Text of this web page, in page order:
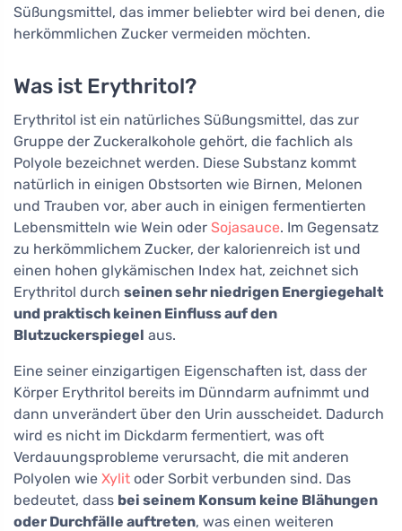
Süßungsmittel, das immer beliebter wird bei denen, die
herkömmlichen Zucker vermeiden möchten.
Was ist Erythritol?
Erythritol ist ein natürliches Süßungsmittel, das zur
Gruppe der Zuckeralkohole gehört, die fachlich als
Polyole bezeichnet werden. Diese Substanz kommt
natürlich in einigen Obstsorten wie Birnen, Melonen
und Trauben vor, aber auch in einigen fermentierten
Lebensmitteln wie Wein oder Sojasauce. Im Gegensatz
zu herkömmlichem Zucker, der kalorienreich ist und
einen hohen glykämischen Index hat, zeichnet sich
Erythritol durch seinen sehr niedrigen Energiegehalt
und praktisch keinen Einfluss auf den
Blutzuckerspiegel aus.
Eine seiner einzigartigen Eigenschaften ist, dass der
Körper Erythritol bereits im Dünndarm aufnimmt und
dann unverändert über den Urin ausscheidet. Dadurch
wird es nicht im Dickdarm fermentiert, was oft
Verdauungsprobleme verursacht, die mit anderen
Polyolen wie Xylit oder Sorbit verbunden sind. Das
bedeutet, dass bei seinem Konsum keine Blähungen
oder Durchfälle auftreten, was einen weiteren